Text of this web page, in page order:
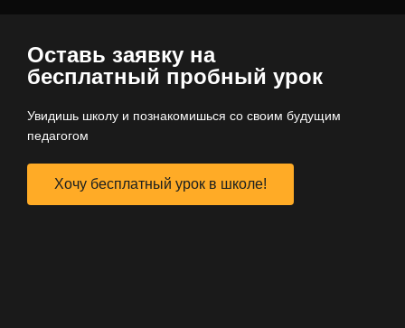
Оставь заявку на
бесплатный пробный урок
Увидишь школу и познакомишься со своим будущим
педагогом
Хочу бесплатный урок в школе!